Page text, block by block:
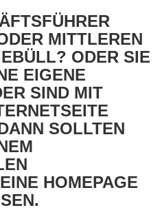
MITTLEREN
ODER SIE
EIGENE
SIND MIT
SOLLTEN
HOMEPAGE